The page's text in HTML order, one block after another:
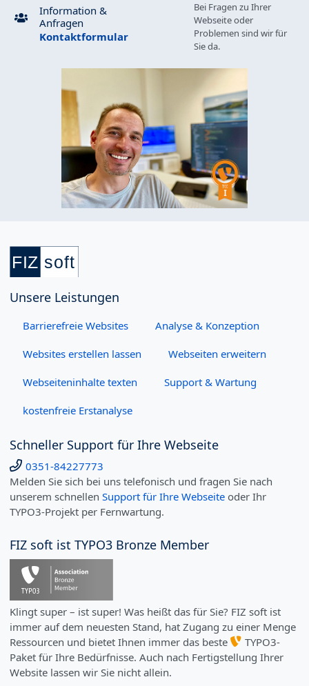
Information &
Anfragen
Kontaktformular
Bei Fragen zu Ihrer
Webseite oder
Problemen sind wir für
Sie da.
Unsere Leistungen
Barrierefreie Websites Analyse & Konzeption
Websites erstellen lassen Webseiten erweitern
Webseiteninhalte texten Support & Wartung
kostenfreie Erstanalyse
Schneller Support für Ihre Webseite
0351-84227773
Melden Sie sich bei uns telefonisch und fragen Sie nach
unserem schnellenSupport für Ihre Webseite oder Ihr
TYPO3-Projekt per Fernwartung.
FIZ soft ist TYPO3 Bronze Member
Klingt super – ist super! Was heißt das für Sie? FIZ soft ist
immer auf dem neuesten Stand, hat Zugang zu einer Menge
Ressourcen und bietet Ihnen immer das beste
TYPO3-
Paket für Ihre Bedürfnisse. Auch nach Fertigstellung Ihrer
Website lassen wir Sie nicht allein.